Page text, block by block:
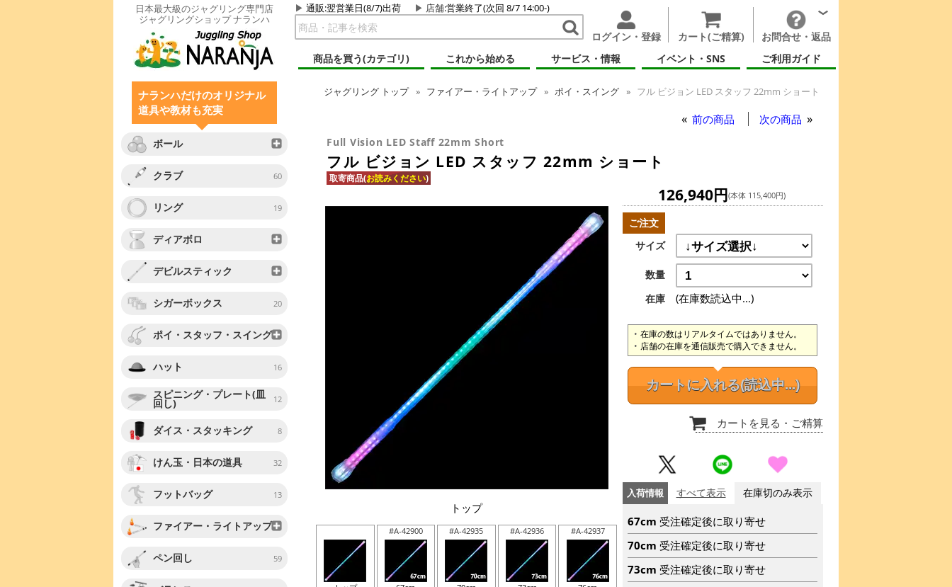
日本最大級のジャグリング専門店
ジャグリングショップ ナランハ
通販:翌営業日(8/7)出荷 店舗:営業終了(次回 8/7 14:00-)
ログイン・登録 カート(ご精算)
お問合せ・返品
商品を買う(カテゴリ)
これから始める サービス・情報 イベント・SNS ご利用ガイド
ナランハだけのオリジナル
道具や教材も充実
ボール
クラブ 60
リング 19
ディアボロ
デビルスティック
シガーボックス 20
ポイ・スタッフ・スイング
ハット 16
スピニング・プレート(皿
回し) 12
ダイス・スタッキング 8
けん玉・日本の道具 32
フットバッグ 13
ファイアー・ライトアップ
ペン回し 59
ジャグリング トップ ファイアー・ライトアップ ポイ・スイング フル ビジョン LED スタッフ 22mm ショート
前の商品 次の商品
Full Vision LED Staff 22mm Short
フル ビジョン LED スタッフ 22mm ショート
取寄商品(お読みください)
トップ
#A-42900 #A-42935 #A-42936 #A-42937
126,940円(本体 115,400円)
ご注文
サイズ
数量
在庫
(在庫数読込中...)
在庫の数はリアルタイムではありません。
店舗の在庫を通信販売で購入できません。
カートに入れる(読込中...)
カートを見る ・ご精算
入荷情報 すべて表示 在庫切のみ表示
67cm 受注確定後に取り寄せ
70cm 受注確定後に取り寄せ
73cm 受注確定後に取り寄せ